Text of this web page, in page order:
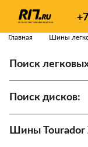
Главная Шины
Поиск
Поиск дисков:
Шины Tourador